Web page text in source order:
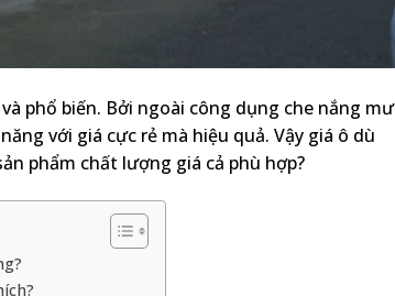
phổ biến. Bởi ngoài công dụng che nắng
với giá cực rẻ mà hiệu quả. Vậy giá ô dù
phẩm chất lượng giá cả phù hợp?